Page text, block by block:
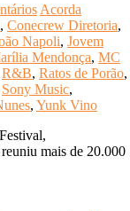
Acorda
, Conecrew Diretoria,
Napoli, Jovem
Mendonça, MC
R&B, Ratos de Porão,
Sony Music,
, Yunk Vino
mais de 20.000